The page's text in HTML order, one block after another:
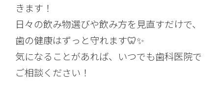
きます！
日々の飲み物選びや飲み方を見直すだけで、
歯の健康はずっと守れます🦷✨
気になることがあれば、いつでも歯科医院で
ご相談ください！